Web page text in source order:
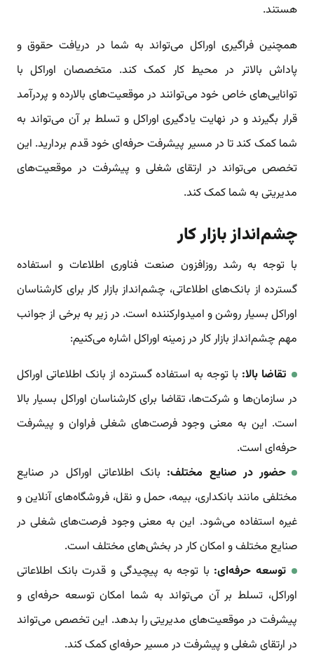
هستند.
همچنین فراگیری اوراکل می‌تواند به شما در دریافت حقوق و
پاداش بالاتر در محیط کار کمک کند. متخصصان اوراکل با
توانایی‌های خاص خود می‌توانند در موقعیت‌های بالارده و پردرآمد
قرار بگیرند و در نهایت یادگیری اوراکل و تسلط بر آن می‌تواند به
شما کمک کند تا در مسیر پیشرفت حرفه‌ای خود قدم بردارید. این
تخصص می‌تواند در ارتقای شغلی و پیشرفت در موقعیت‌های
مدیریتی به شما کمک کند.
چشم‌انداز بازار کار
با توجه به رشد روزافزون صنعت فناوری اطلاعات و استفاده
گسترده از بانک‌های اطلاعاتی، چشم‌انداز بازار کار برای کارشناسان
اوراکل بسیار روشن و امیدوارکننده است. در زیر به برخی از جوانب
مهم چشم‌انداز بازار کار در زمینه اوراکل اشاره می‌کنیم:
تقاضا بالا: با توجه به استفاده گسترده از بانک اطلاعاتی اوراکل
در سازمان‌ها و شرکت‌ها، تقاضا برای کارشناسان اوراکل بسیار بالا
است. این به معنی وجود فرصت‌های شغلی فراوان و پیشرفت
حرفه‌ای است.
حضور در صنایع مختلف: بانک اطلاعاتی اوراکل در صنایع
مختلفی مانند بانکداری، بیمه، حمل و نقل، فروشگاه‌های آنلاین و
غیره استفاده می‌شود. این به معنی وجود فرصت‌های شغلی در
صنایع مختلف و امکان کار در بخش‌های مختلف است.
توسعه حرفه‌ای: با توجه به پیچیدگی و قدرت بانک اطلاعاتی
اوراکل، تسلط بر آن می‌تواند به شما امکان توسعه حرفه‌ای و
پیشرفت در موقعیت‌های مدیریتی را بدهد. این تخصص می‌تواند
در ارتقای شغلی و پیشرفت در مسیر حرفه‌ای کمک کند.